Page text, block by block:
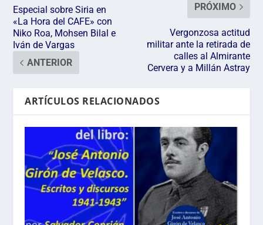
Especial sobre Siria en
«La Hora del CAFE» con
Niko Roa, Mohsen Bilal e
Iván de Vargas
ANTERIOR
PRÓXIMO
Vergonzosa actitud
militar ante la retirada de
calles al Almirante
Cervera y a Millán Astray
ARTÍCULOS RELACIONADOS